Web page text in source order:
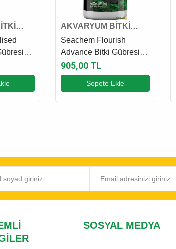
AKVARYUM BİTKİ
KATKI VE GÜBRESİ
Seachem Flourish
Advance Bitki Gübresi
500 Ml
905,00 TL
Sepete Ekle
SOSYAL MEDYA